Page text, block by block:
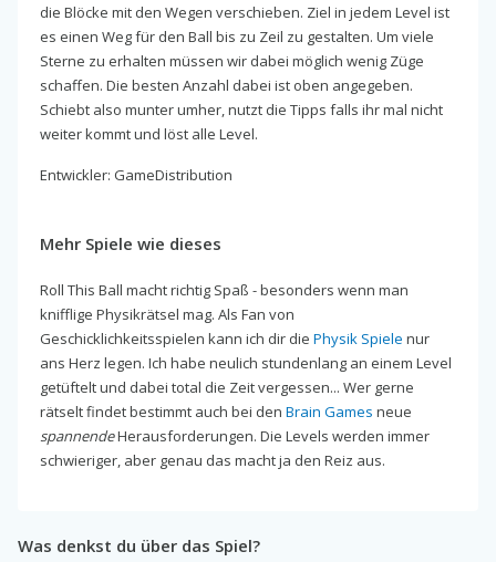
die Blöcke mit den Wegen verschieben. Ziel in jedem Level ist
es einen Weg für den Ball bis zu Zeil zu gestalten. Um viele
Sterne zu erhalten müssen wir dabei möglich wenig Züge
schaffen. Die besten Anzahl dabei ist oben angegeben.
Schiebt also munter umher, nutzt die Tipps falls ihr mal nicht
weiter kommt und löst alle Level.
Entwickler: GameDistribution
Mehr Spiele wie dieses
Roll This Ball macht richtig Spaß - besonders wenn man
knifflige Physikrätsel mag. Als Fan von
Geschicklichkeitsspielen kann ich dir die Physik Spiele nur
ans Herz legen. Ich habe neulich stundenlang an einem Level
getüftelt und dabei total die Zeit vergessen... Wer gerne
rätselt findet bestimmt auch bei den Brain Games neue
spannendeHerausforderungen. Die Levels werden immer
schwieriger, aber genau das macht ja den Reiz aus.
Was denkst du über das Spiel?